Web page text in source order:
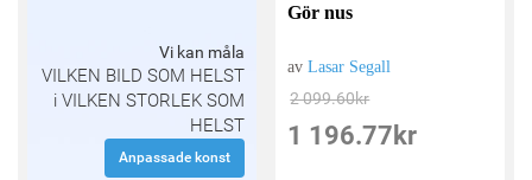
Vi kan måla
VILKEN BILD SOM HELST
i VILKEN STORLEK SOM
HELST
Anpassade konst
Gör nus
avLasar Segall
2 099.60kr
1 196.77 kr